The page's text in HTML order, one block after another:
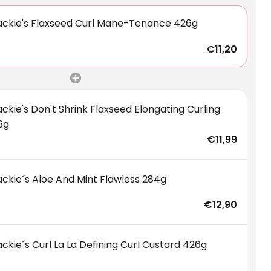
Flaxseed Curl Mane-Tenance 426g
€11,20
Don't Shrink Flaxseed Elongating Curling
€11,99
Aloe And Mint Flawless 284g
€12,90
Curl La La Defining Curl Custard 426g